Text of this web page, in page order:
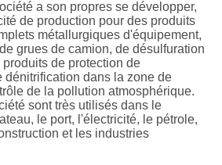
a son propres se développer,
de production pour des produits
métallurgiques d'équipement,
grues de camion, de désulfuration
de protection de
dénitrification dans la zone de
de la pollution atmosphérique.
sont très utilisés dans le
le port, l'électricité, le pétrole,
et les industries